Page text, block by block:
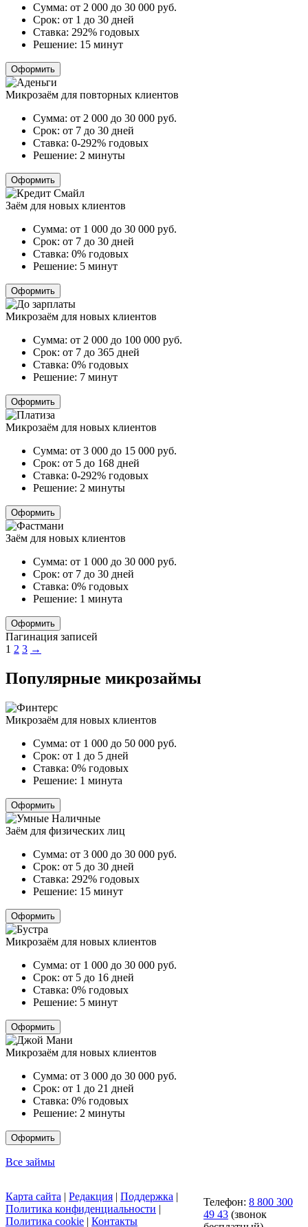
Сумма: от 2 000 до 30 000 руб.
Срок: от 1 до 30 дней
Ставка: 292% годовых
Решение: 15 минут
Оформить
Микрозаём для повторных клиентов
Сумма: от 2 000 до 30 000 руб.
Срок: от 7 до 30 дней
Ставка: 0-292% годовых
Решение: 2 минуты
Оформить
Заём для новых клиентов
Сумма: от 1 000 до 30 000 руб.
Срок: от 7 до 30 дней
Ставка: 0% годовых
Решение: 5 минут
Оформить
Микрозаём для новых клиентов
Сумма: от 2 000 до 100 000 руб.
Срок: от 7 до 365 дней
Ставка: 0% годовых
Решение: 7 минут
Оформить
Микрозаём для новых клиентов
Сумма: от 3 000 до 15 000 руб.
Срок: от 5 до 168 дней
Ставка: 0-292% годовых
Решение: 2 минуты
Оформить
Заём для новых клиентов
Сумма: от 1 000 до 30 000 руб.
Срок: от 7 до 30 дней
Ставка: 0% годовых
Решение: 1 минута
Оформить
Пагинация записей
1 2 3 →
Популярные микрозаймы
Микрозаём для новых клиентов
Сумма: от 1 000 до 50 000 руб.
Срок: от 1 до 5 дней
Ставка: 0% годовых
Решение: 1 минута
Оформить
Заём для физических лиц
Сумма: от 3 000 до 30 000 руб.
Срок: от 5 до 30 дней
Ставка: 292% годовых
Решение: 15 минут
Оформить
Микрозаём для новых клиентов
Сумма: от 1 000 до 30 000 руб.
Срок: от 5 до 16 дней
Ставка: 0% годовых
Решение: 5 минут
Оформить
Микрозаём для новых клиентов
Сумма: от 3 000 до 30 000 руб.
Срок: от 1 до 21 дней
Ставка: 0% годовых
Решение: 2 минуты
Оформить
Все займы
Карта сайта | Редакция | Поддержка |
Политика конфиденциальности |
Политика cookie | Контакты
Телефон: 8 800 300
49 43(звонок